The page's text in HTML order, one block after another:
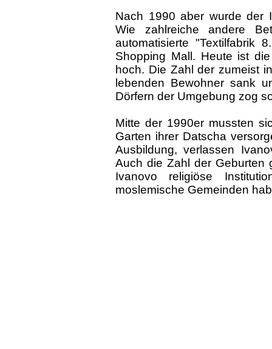
Nach 1990 aber wurde der
Wie zahlreiche andere
automatisierte "Textilfabrik
Shopping Mall. Heute ist
hoch. Die Zahl der zumeist
lebenden Bewohner sank
Dörfern der Umgebung zog
Mitte der 1990er mussten
Garten ihrer Datscha
Ausbildung, verlassen
Auch die Zahl der Geburten
Ivanovo religiöse
moslemische Gemeinden